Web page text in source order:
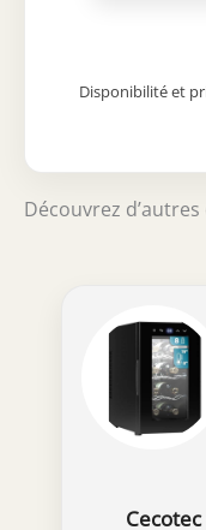
purification
Système
structure et
Classe
Disponibilité et
Découvrez d’autres